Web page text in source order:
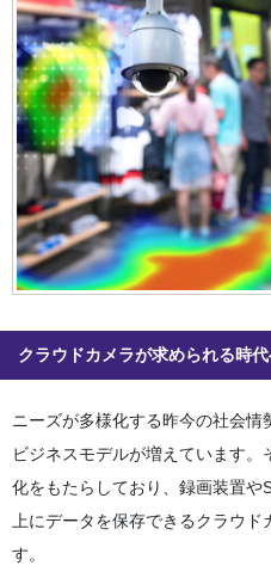
クラウドカメラが求められる時
ニーズが多様化する昨今の社会
ビジネスモデルが増えています
化をもたらしており、録画装置や
上にデータを保存できるクラウ
す。